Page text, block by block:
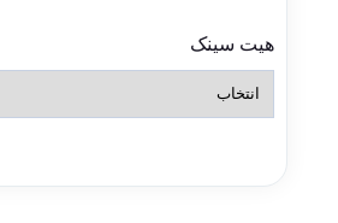
هیت سینک